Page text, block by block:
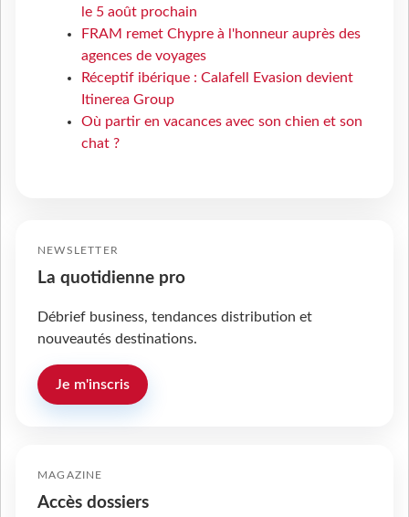
le 5 août prochain
FRAM remet Chypre à l'honneur auprès des
agences de voyages
Réceptif ibérique : Calafell Evasion devient
Itinerea Group
Où partir en vacances avec son chien et son
chat ?
NEWSLETTER
La quotidienne pro
Débrief business, tendances distribution et
nouveautés destinations.
Je m'inscris
MAGAZINE
Accès dossiers